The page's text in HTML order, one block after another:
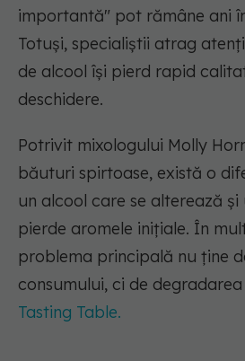
importantă" pot rămâne ani
Totuși, specialiștii atrag
de alcool își pierd rapid
deschidere.
Potrivit mixologului Molly
băuturi spirtoase, există o
un alcool care se alterează
pierde aromele inițiale. În
problema principală nu ține
consumului, ci de
Tasting Table.